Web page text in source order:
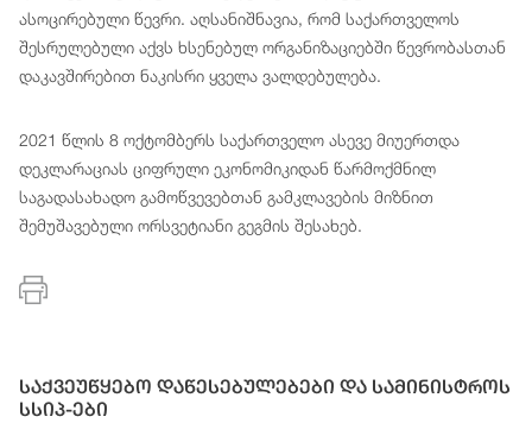
ასოცირებული წევრი. აღსანიშნავია, რომ საქართველოს
შესრულებული აქვს ხსენებულ ორგანიზაციებში წევრობასთან
დაკავშირებით ნაკისრი ყველა ვალდებულება.
2021 წლის 8 ოქტომბერს საქართველო ასევე მიუერთდა
დეკლარაციას ციფრული ეკონომიკიდან წარმოქმნილ
საგადასახადო გამოწვევებთან გამკლავების მიზნით
შემუშავებული ორსვეტიანი გეგმის შესახებ.
საქვეუწყებო დაწესებულებები და სამინისტროს
სსიპ-ები